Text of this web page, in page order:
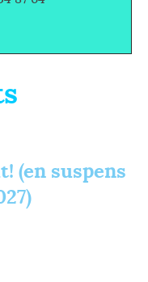
(en suspens